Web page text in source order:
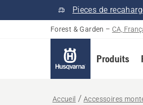
Pieces de
Forest & Garden – CA,
Produits
Accueil Accessoires